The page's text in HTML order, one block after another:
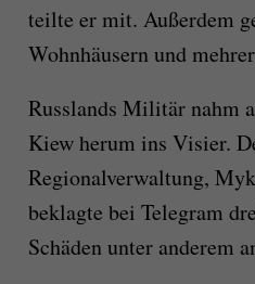
teilte er mit. Außerdem
Wohnhäusern und
Russlands Militär nahm
Kiew herum ins Visier.
Regionalverwaltung,
beklagte bei Telegram
Schäden unter anderem